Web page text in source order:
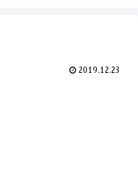
2019.12.23